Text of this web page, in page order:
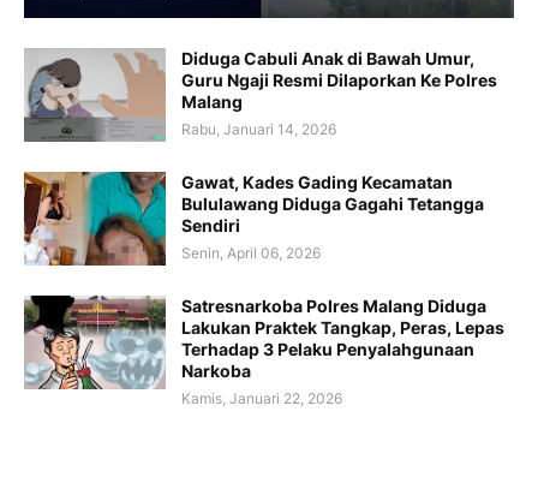
Diduga Cabuli Anak di Bawah Umur,
Guru Ngaji Resmi Dilaporkan Ke Polres
Malang
Rabu, Januari 14, 2026
Gawat, Kades Gading Kecamatan
Bululawang Diduga Gagahi Tetangga
Sendiri
Senin, April 06, 2026
Satresnarkoba Polres Malang Diduga
Lakukan Praktek Tangkap, Peras, Lepas
Terhadap 3 Pelaku Penyalahgunaan
Narkoba
Kamis, Januari 22, 2026